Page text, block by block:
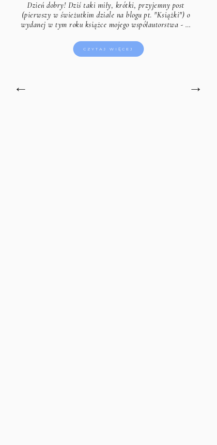
Dzień dobry! Dziś taki miły, krótki, przyjemny post
(pierwszy w świeżutkim dziale na blogu pt. "Książki") o
wydanej w tym roku książce mojego współautorstwa - …
CZYTAJ WIĘCEJ
← →